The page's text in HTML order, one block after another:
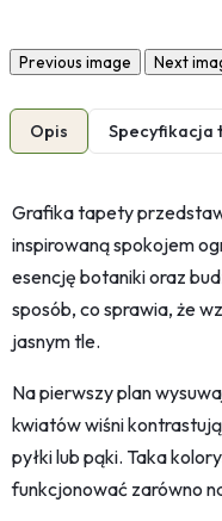
Previous image Next
Opis Specyfikacja
Grafika tapety
inspirowaną spokojem
esencję botaniki oraz
sposób, co sprawia, że
jasnym tle.
Na pierwszy plan
kwiatów wiśni
pyłki lub pąki. Taka
funkcjonować zarówno